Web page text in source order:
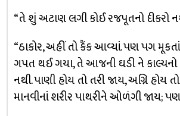
“તે શું અટાણ લગી કોઈ રજપૂતનો દીકરો
“ઠાકોર, અહીં તો કૈંક આવ્યાં. પણ પગ
ગપત થઈ ગયા, તે આજની ઘડી ને કાલ્યનો
નથી. પાણી હોય તો તરી જાય, અગ્નિ હોય
માનવીનાં શરીર પાથરીને ઓળંગી જાય;